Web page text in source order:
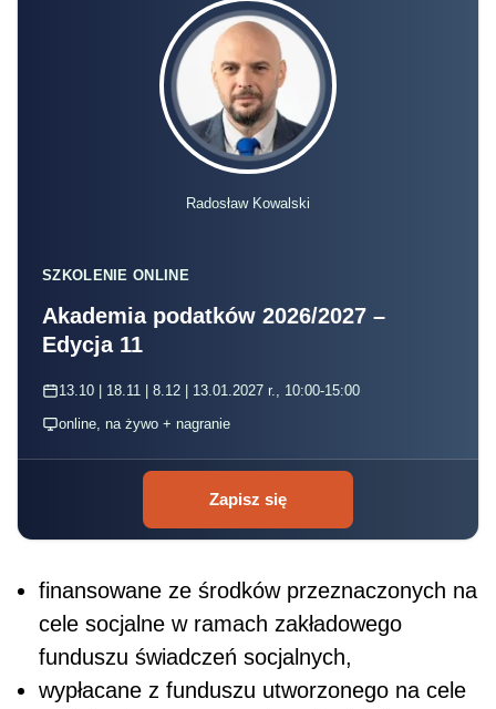
Radosław Kowalski
SZKOLENIE ONLINE
Akademia podatków 2026/2027 –
Edycja 11
13.10 | 18.11 | 8.12 | 13.01.2027 r., 10:00-15:00
online, na żywo + nagranie
Zapisz się
finansowane ze środków przeznaczonych na
cele socjalne w ramach zakładowego
funduszu świadczeń socjalnych,
wypłacane z funduszu utworzonego na cele